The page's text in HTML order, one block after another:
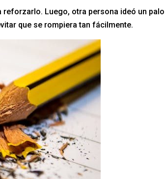
Luego, otra persona ideó un palo
que se rompiera tan fácilmente.